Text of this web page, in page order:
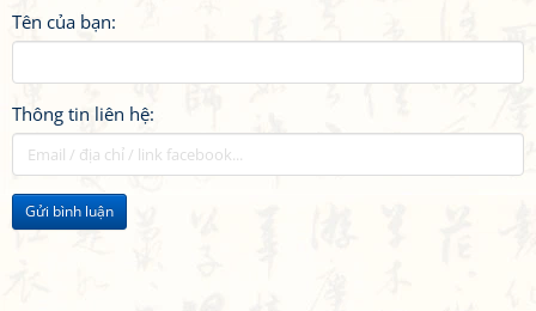
Tên của bạn:
Thông tin liên hệ:
Gửi bình luận